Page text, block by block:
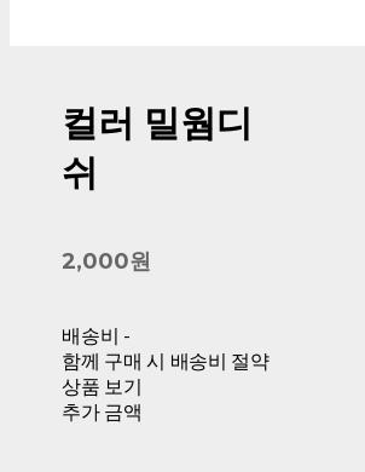
컬러 밀웜디
쉬
2,000원
배송비 -
함께 구매 시 배송비 절약
상품 보기
추가 금액